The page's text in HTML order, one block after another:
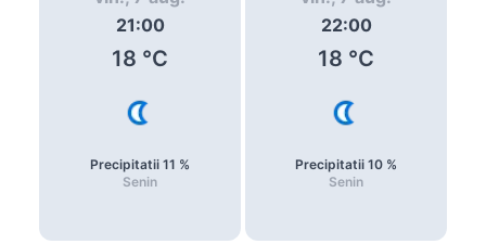
21:00
18 °C
Precipitatii 11 %
Senin
22:00
18 °C
Precipitatii 10 %
Senin